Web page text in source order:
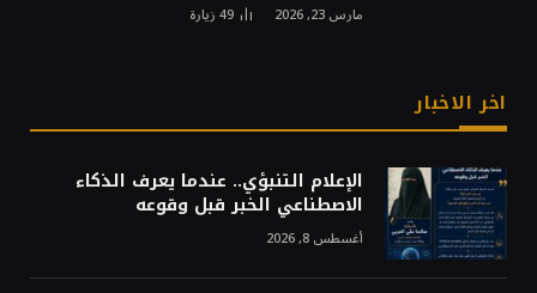
مارس 23, 2026 49زيارة
اخر الاخبار
الإعلام التنبؤي.. عندما يعرف الذكاء
الاصطناعي الخبر قبل وقوعه
أغسطس 8, 2026